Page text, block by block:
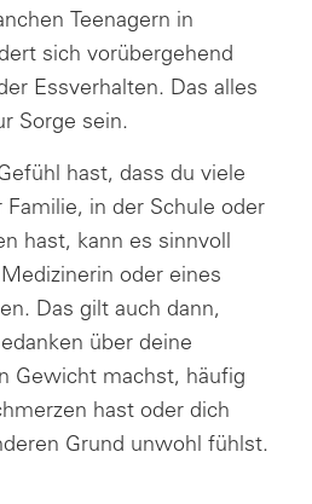
Teenagern in
sich vorübergehend
Essverhalten. Das alles
Sorge sein.
hast, dass du viele
in der Schule oder
hast, kann es sinnvoll
oder eines
Das gilt auch dann,
über deine
Gewicht machst, häufig
hast oder dich
Grund unwohl fühlst.